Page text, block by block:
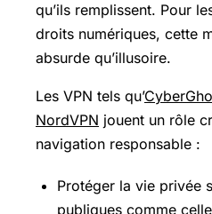
qu’ils remplissent. Pour
droits numériques, cette
absurde qu’illusoire.
Les VPN tels qu’
NordVPN jouent un rôle
navigation responsable :
Protéger la vie privée
publiques comme